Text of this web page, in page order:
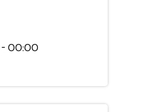
00:00